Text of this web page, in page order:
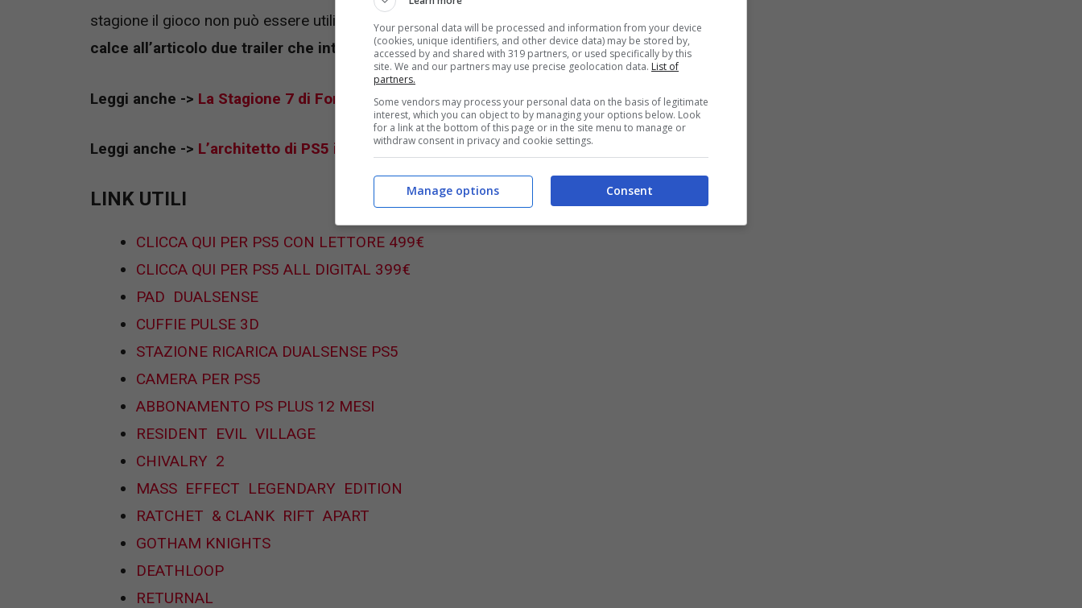
stagione il gioco non può essere utilizzato in nessun modo fino alla fine dei lavori.
calce all’articolo due trailer che introducono la nuova season.
Leggi anche -> La Stagione 7 di Fortnite è qui? I server sono offline
Leggi anche -> L’architetto di PS5 inarrestabile su Returnal
LINK UTILI
CLICCA QUI PER PS5 CON LETTORE 499€
CLICCA QUI PER PS5 ALL DIGITAL 399€
PAD DUALSENSE
CUFFIE PULSE 3D
STAZIONE RICARICA DUALSENSE PS5
CAMERA PER PS5
ABBONAMENTO PS PLUS 12 MESI
RESIDENT EVIL VILLAGE
CHIVALRY 2
MASS EFFECT LEGENDARY EDITION
RATCHET & CLANK RIFT APART
GOTHAM KNIGHTS
DEATHLOOP
RETURNAL
Your personal data will be processed and information from your device
(cookies, unique identifiers, and other device data) may be stored by,
accessed by and shared with 319 partners, or used specifically by this
site. We and our partners may use precise geolocation data. List of
partners.
Some vendors may process your personal data on the basis of legitimate
interest, which you can object to by managing your options below. Look
for a link at the bottom of this page or in the site menu to manage or
withdraw consent in privacy and cookie settings.
Consent
Manage options